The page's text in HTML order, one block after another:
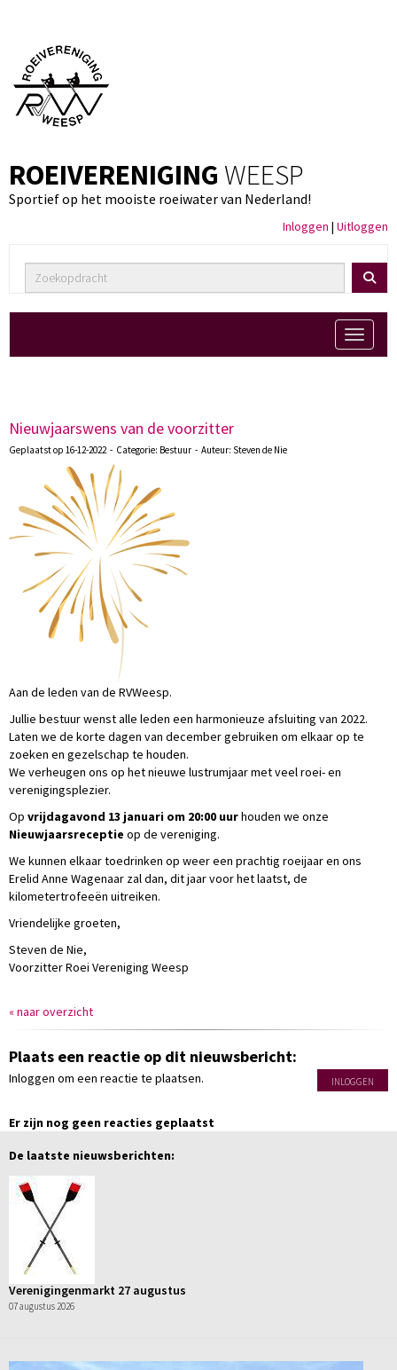
ROEIVERENIGING WEESP
Sportief op het mooiste roeiwater van Nederland!
Inloggen | Uitloggen
Toggle
Nieuwjaarswens van de voorzitter
Geplaatst op 16-12-2022 - Categorie: Bestuur - Auteur: Steven de Nie
Aan de leden van de RVWeesp.
Jullie bestuur wenst alle leden een harmonieuze afsluiting van 2022.
Laten we de korte dagen van december gebruiken om elkaar op te
zoeken en gezelschap te houden.
We verheugen ons op het nieuwe lustrumjaar met veel roei- en
verenigingsplezier.
Op vrijdagavond 13 januari om 20:00 uurhouden we onze
Nieuwjaarsreceptie op de vereniging.
We kunnen elkaar toedrinken op weer een prachtig roeijaar en ons
Erelid Anne Wagenaar zal dan, dit jaar voor het laatst, de
kilometertrofeeën uitreiken.
Vriendelijke groeten,
Steven de Nie,
Voorzitter Roei Vereniging Weesp
« naar overzicht
Plaats een reactie op dit nieuwsbericht:
Inloggen om een reactie te plaatsen. INLOGGEN
Er zijn nog geen reacties geplaatst
De laatste nieuwsberichten:
Verenigingenmarkt 27 augustus
07 augustus 2026